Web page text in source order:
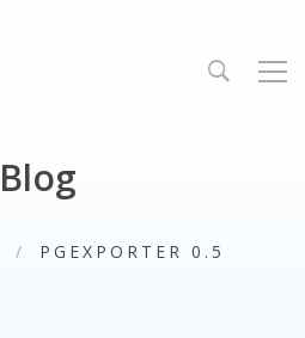
Blog
PGEXPORTER 0.5